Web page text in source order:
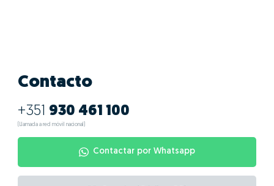
Contacto
+351 930 461 100
(Llamada a red móvil nacional)
Contactar por Whatsapp